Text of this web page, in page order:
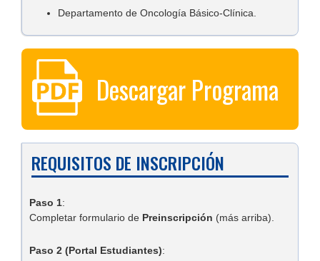
Departamento de Oncología Básico-Clínica.
Descargar Programa
REQUISITOS DE INSCRIPCIÓN
Paso 1:
Completar formulario de Preinscripción (más arriba).
Paso 2 (Portal Estudiantes):